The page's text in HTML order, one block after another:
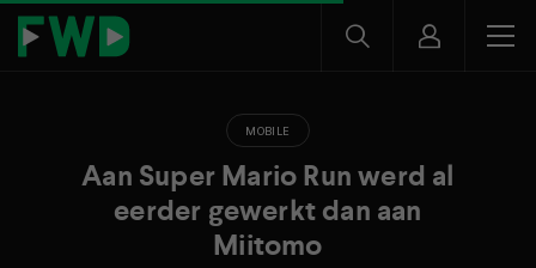
MOBILE
Aan Super Mario Run werd al
eerder gewerkt dan aan
Miitomo